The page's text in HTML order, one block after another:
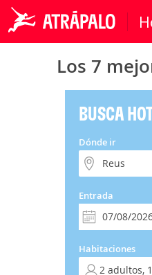
Los 7
BUSCA
Dónde ir
Entrada
Habitaciones